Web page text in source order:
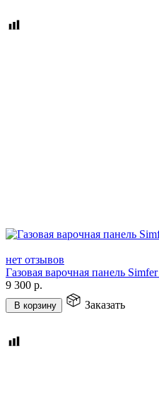
нет отзывов
Газовая варочная панель
9 300 р.
В корзину Заказать